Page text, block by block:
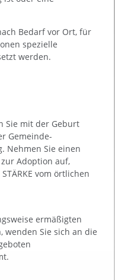
Bedarf vor Ort, für
spezielle
werden.
Sie mit der Geburt
Gemeinde-
Nehmen Sie einen
Adoption auf,
vom örtlichen
ermäßigten
wenden Sie sich an die